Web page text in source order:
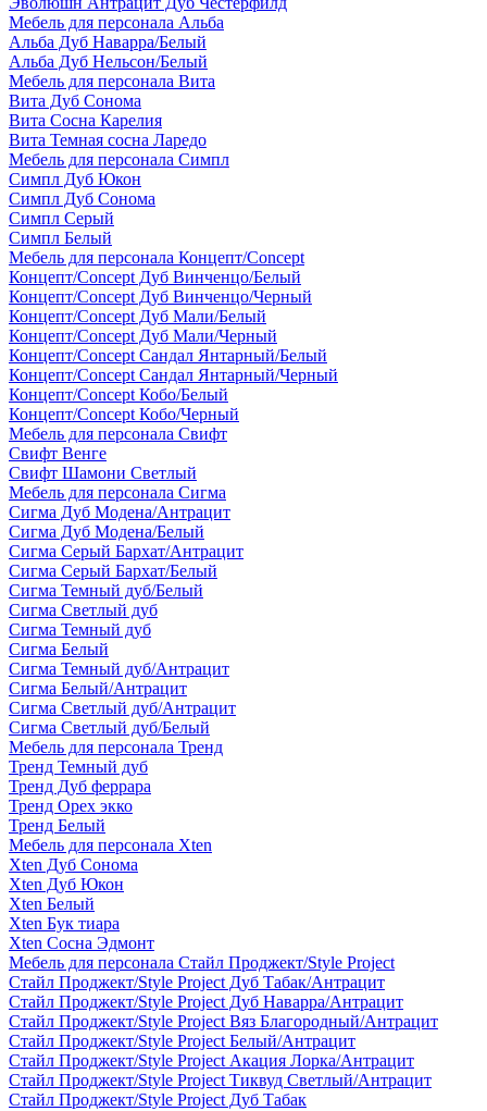
Мебель для персонала Альба
Альба Дуб Наварра/Белый
Альба Дуб Нельсон/Белый
Мебель для персонала Вита
Вита Дуб Сонома
Вита Сосна Карелия
Вита Темная сосна Ларедо
Мебель для персонала Симпл
Симпл Дуб Юкон
Симпл Дуб Сонома
Симпл Серый
Симпл Белый
Мебель для персонала Концепт/Concept
Концепт/Concept Дуб Винченцо/Белый
Концепт/Concept Дуб Винченцо/Черный
Концепт/Concept Дуб Мали/Белый
Концепт/Concept Дуб Мали/Черный
Концепт/Concept Сандал Янтарный/Белый
Концепт/Concept Сандал Янтарный/Черный
Концепт/Concept Кобо/Белый
Концепт/Concept Кобо/Черный
Мебель для персонала Свифт
Свифт Венге
Свифт Шамони Светлый
Мебель для персонала Сигма
Сигма Дуб Модена/Антрацит
Сигма Дуб Модена/Белый
Сигма Серый Бархат/Антрацит
Сигма Серый Бархат/Белый
Сигма Темный дуб/Белый
Сигма Светлый дуб
Сигма Темный дуб
Сигма Белый
Сигма Темный дуб/Антрацит
Сигма Белый/Антрацит
Сигма Светлый дуб/Антрацит
Сигма Светлый дуб/Белый
Мебель для персонала Тренд
Тренд Темный дуб
Тренд Дуб феррара
Тренд Орех экко
Тренд Белый
Мебель для персонала Xten
Xten Дуб Сонома
Xten Дуб Юкон
Xten Белый
Xten Бук тиара
Xten Сосна Эдмонт
Мебель для персонала Стайл Проджект/Style Project
Стайл Проджект/Style Project Дуб Табак/Антрацит
Стайл Проджект/Style Project Дуб Наварра/Антрацит
Стайл Проджект/Style Project Вяз Благородный/Антрацит
Стайл Проджект/Style Project Белый/Антрацит
Стайл Проджект/Style Project Акация Лорка/Антрацит
Стайл Проджект/Style Project Тиквуд Светлый/Антрацит
Стайл Проджект/Style Project Дуб Табак